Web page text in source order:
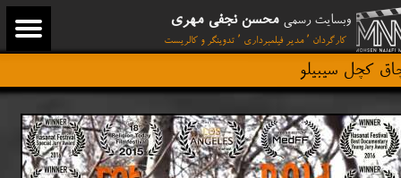
وبسایت رسمی محسن نجفی مهری
کارگردان ٬ مدیر فیلمبرداری ٬ تدوینگر و کالریست
کچل سیبیلو